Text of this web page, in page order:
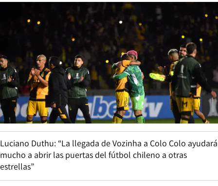
Luciano Duthu: “La llegada de Vozinha a Colo Colo ayudará
mucho a abrir las puertas del fútbol chileno a otras
estrellas”